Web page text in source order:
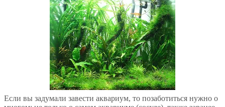
Если вы задумали завести аквариум, то позаботиться нужно о